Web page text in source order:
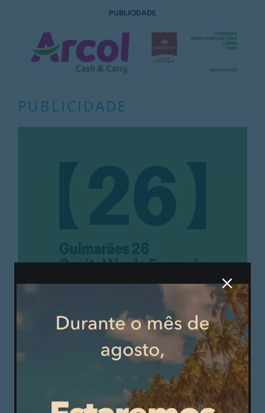
PUBLICIDADE
PUBLICIDADE